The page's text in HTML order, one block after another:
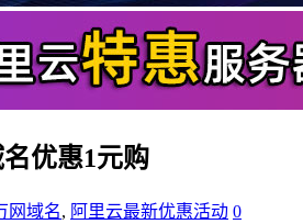
优惠1元购
网域名, 阿里云最新优惠活动 0